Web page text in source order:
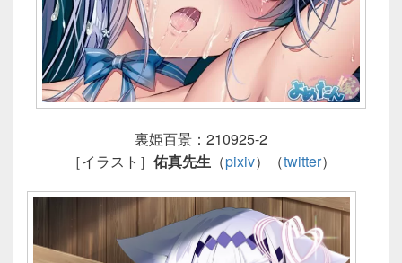
裏姫百景：210925-2
［イラスト］ 佑真先生（pixiv）（twitter）